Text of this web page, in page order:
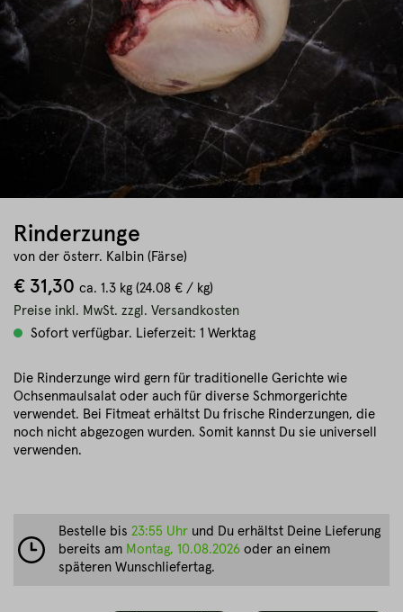
Rinderzunge
von der österr. Kalbin (Färse)
€ 31,30 ca. 1.3 kg (24.08 € / kg)
Preise inkl. MwSt. zzgl. Versandkosten
Sofort verfügbar. Lieferzeit: 1 Werktag
Die Rinderzunge wird gern für traditionelle Gerichte wie
Ochsenmaulsalat oder auch für diverse Schmorgerichte
verwendet. Bei Fitmeat erhältst Du frische Rinderzungen, die
noch nicht abgezogen wurden. Somit kannst Du sie universell
verwenden.
Bestelle bis 23:55 Uhr und Du erhältst Deine Lieferung
bereits am Montag, 10.08.2026 oder an einem
späteren Wunschliefertag.